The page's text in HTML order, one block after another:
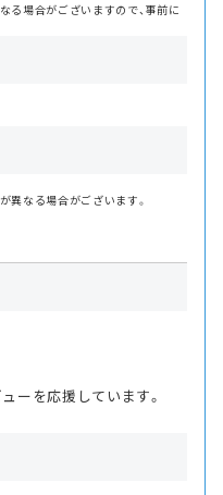
る場合がございますので、事前に
異なる場合がございます。
ーを応援しています。